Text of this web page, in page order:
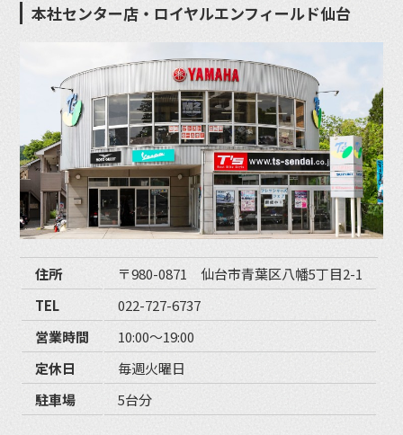
本社センター店・ロイヤルエンフィールド仙台
住所
〒980-0871 仙台市青葉区八幡5丁目2-1
TEL
022-727-6737
営業時間
10:00〜19:00
定休日
毎週火曜日
駐車場
5台分